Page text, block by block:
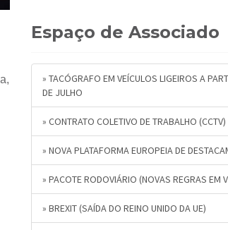
Espaço de Associado
» TACÓGRAFO EM VEÍCULOS LIGEIROS A
DE JULHO
» CONTRATO COLETIVO DE TRABALHO (CCTV)
» NOVA PLATAFORMA EUROPEIA DE
» PACOTE RODOVIÁRIO (NOVAS REGRAS EM
» BREXIT (SAÍDA DO REINO UNIDO DA UE)